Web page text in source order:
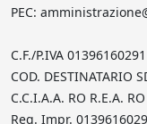
PEC:
C.F./P.IVA 01396160291
COD. DESTINATARIO
C.C.I.A.A. RO R.E.A.
Reg. Impr.